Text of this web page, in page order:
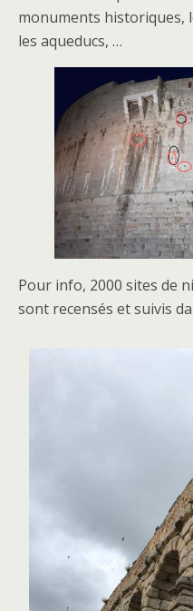
monuments historiques,
les aqueducs, …
Pour info, 2000 sites de
sont recensés et suivis